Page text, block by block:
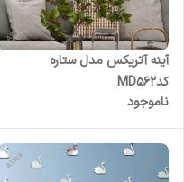
آینه آتریکس مدل ستاره
کدMD562
ناموجود